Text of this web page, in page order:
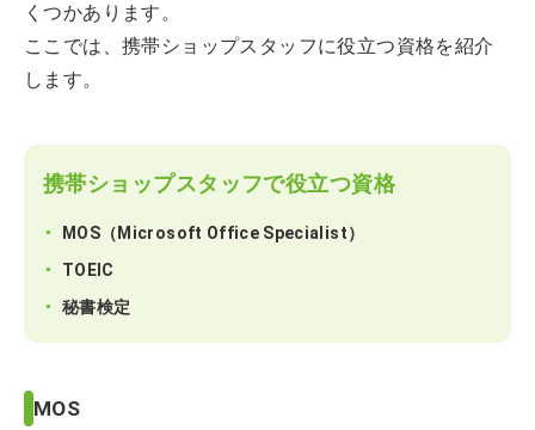
くつかあります。
ここでは、携帯ショップスタッフに役立つ資格を紹介
します。
携帯ショップスタッフで役立つ資格
MOS（Microsoft Office Specialist）
TOEIC
秘書検定
MOS